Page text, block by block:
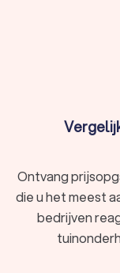
Ontvang
die u het meest
bedrijven